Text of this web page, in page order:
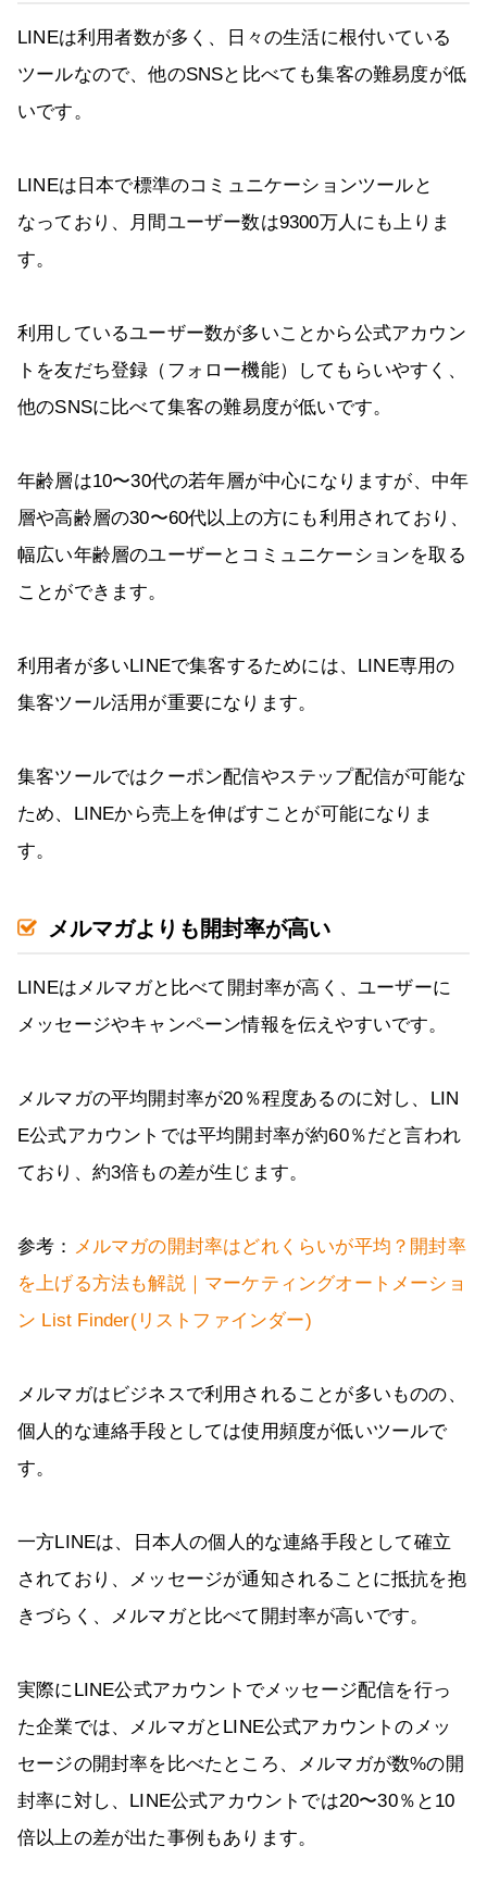
LINEは利用者数が多く、日々の生活に根付いている
ツールなので、他のSNSと比べても集客の難易度が低
いです。
LINEは日本で標準のコミュニケーションツールと
なっており、月間ユーザー数は9300万人にも上りま
す。
利用しているユーザー数が多いことから公式アカウン
トを友だち登録（フォロー機能）してもらいやすく、
他のSNSに比べて集客の難易度が低いです。
年齢層は10〜30代の若年層が中心になりますが、中年
層や高齢層の30〜60代以上の方にも利用されており、
幅広い年齢層のユーザーとコミュニケーションを取る
ことができます。
利用者が多いLINEで集客するためには、LINE専用の
集客ツール活用が重要になります。
集客ツールではクーポン配信やステップ配信が可能な
ため、LINEから売上を伸ばすことが可能になりま
す。
メルマガよりも開封率が高い
LINEはメルマガと比べて開封率が高く、ユーザーに
メッセージやキャンペーン情報を伝えやすいです。
メルマガの平均開封率が20％程度あるのに対し、LIN
E公式アカウントでは平均開封率が約60％だと言われ
ており、約3倍もの差が生じます。
参考：
メルマガの開封率はどれくらいが平均？開封率
を上げる方法も解説｜マーケティングオートメーショ
ン List Finder(リストファインダー)
メルマガはビジネスで利用されることが多いものの、
個人的な連絡手段としては使用頻度が低いツールで
す。
一方LINEは、日本人の個人的な連絡手段として確立
されており、メッセージが通知されることに抵抗を抱
きづらく、メルマガと比べて開封率が高いです。
実際にLINE公式アカウントでメッセージ配信を行っ
た企業では、メルマガとLINE公式アカウントのメッ
セージの開封率を比べたところ、メルマガが数%の開
封率に対し、LINE公式アカウントでは20〜30％と10
倍以上の差が出た事例もあります。